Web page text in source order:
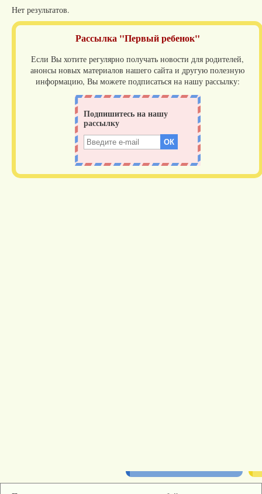
Нет результатов.
Рассылка "Первый ребенок"
Если Вы хотите регулярно получать новости для родителей,
анонсы новых материалов нашего сайта и другую полезную
информацию, Вы можете подписаться на нашу рассылку: